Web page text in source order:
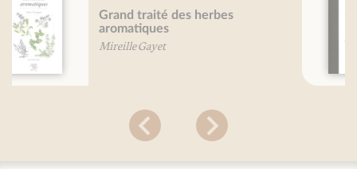
Grand traité du café
Mireille Gayet